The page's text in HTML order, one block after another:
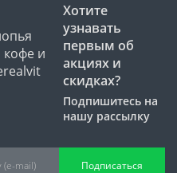
Хотите
узнавать
первым об
акциях и
скидках?
Подпишитесь на
нашу рассылку
Подписаться